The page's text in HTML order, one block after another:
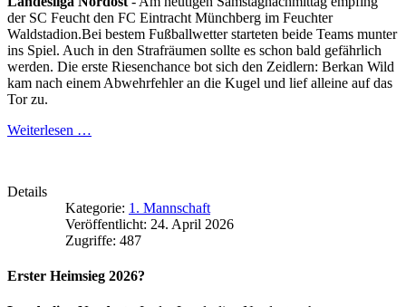
der SC Feucht den FC Eintracht Münchberg im Feuchter
Waldstadion.Bei bestem Fußballwetter starteten beide Teams munter
ins Spiel. Auch in den Strafräumen sollte es schon bald gefährlich
werden. Die erste Riesenchance bot sich den Zeidlern: Berkan Wild
kam nach einem Abwehrfehler an die Kugel und lief alleine auf das
Tor zu.
Weiterlesen …
Details
Kategorie: 1. Mannschaft
Veröffentlicht: 24. April 2026
Zugriffe: 487
Erster Heimsieg 2026?